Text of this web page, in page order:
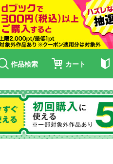
作品検索 カート